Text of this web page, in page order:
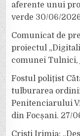
aferente unui
verde 30/06/
Comunicat de
proiectul
comunei Tulnici,
Fostul polițist
tulburarea
Penitenciarului
din Focșani. 27/
Cristi Irimia: